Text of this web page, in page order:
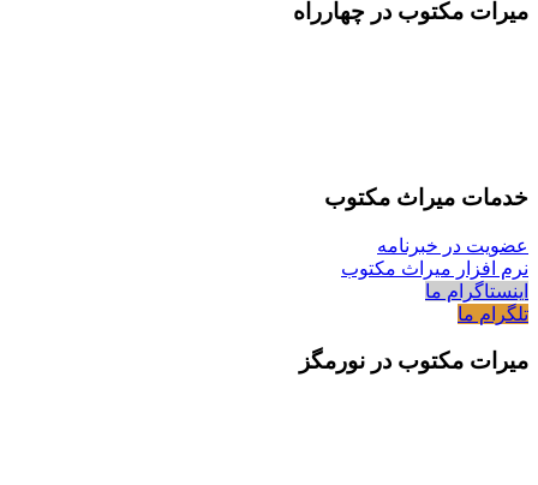
میرات مکتوب در چهارراه
خدمات میراث مکتوب
عضویت در خبرنامه
نرم افزار میراث مکتوب
اینستاگرام ما
تلگرام ما
میرات مکتوب در نورمگز